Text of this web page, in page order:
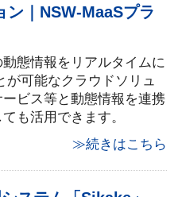
ン｜NSW-MaaSプラ
態情報をリアルタイムに
可能なクラウドソリュ
ビス等と動態情報を連携
も活用できます。
≫続きはこちら